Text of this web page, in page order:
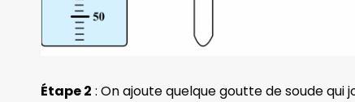
Étape 2 : On ajoute quelque goutte de soude qui